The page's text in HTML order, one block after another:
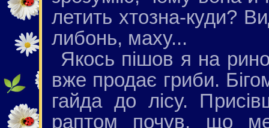
летить хтозна-куди?
либонь, маху...
Якось пішов я на
вже продає гриби.
гайда до лісу.
раптом почув, що